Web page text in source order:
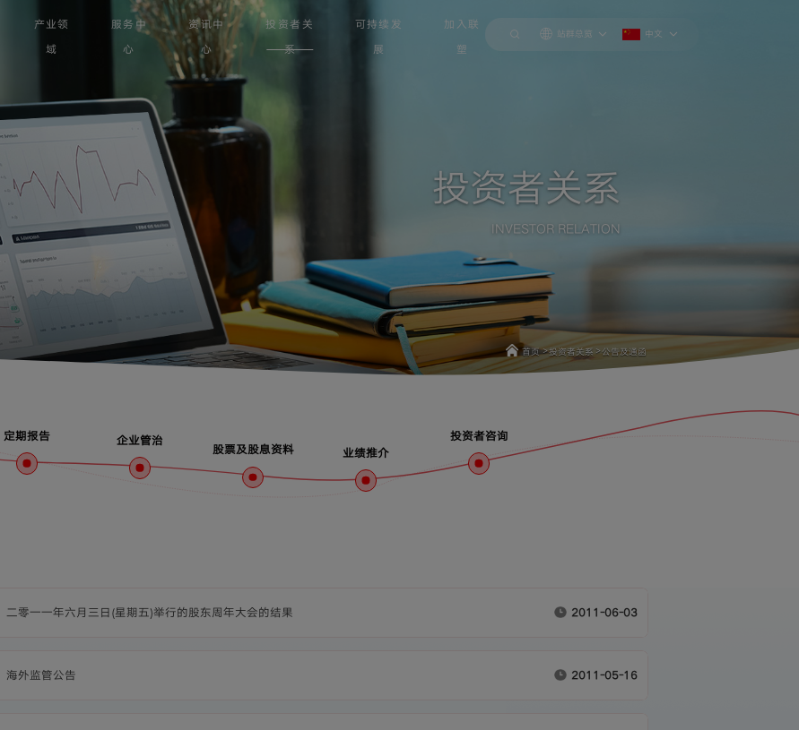
产业领
域
服务中
心
资讯中
心
投资者关
系
可持续发
展
加入联
塑
站群总览 中文
投资者关系
INVESTOR RELATION
首页 >投资者关系 >公告及通函
定期报告 企业管治
股票及股息资料 业绩推介
投资者咨询
二零一一年六月三日(星期五)举行的股东周年大会的结果 2011-06-03
海外监管公告 2011-05-16